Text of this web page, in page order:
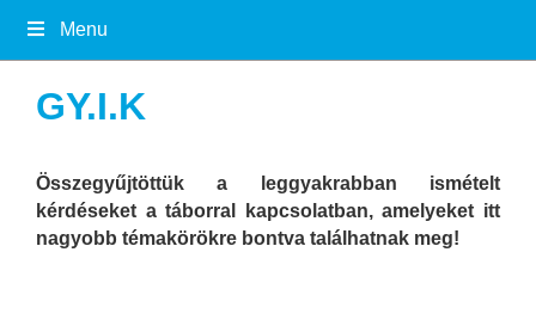
Menu
GY.I.K
Összegyűjtöttük a leggyakrabban ismételt
kérdéseket a táborral kapcsolatban, amelyeket itt
nagyobb témakörökre bontva találhatnak meg!